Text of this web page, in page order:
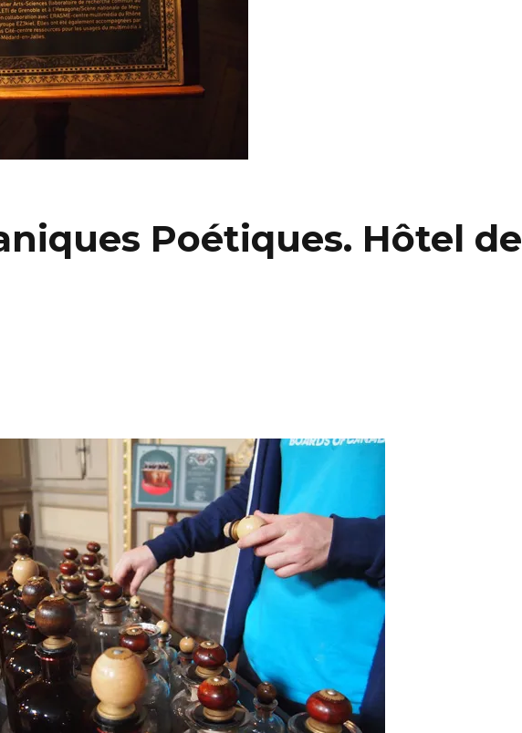
Poétiques. Hôtel de